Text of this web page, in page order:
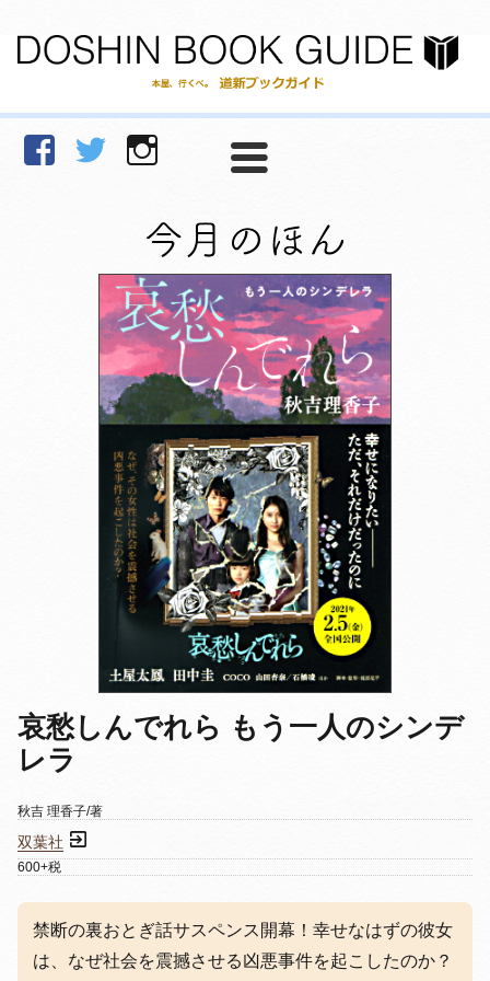
facebookTwitter Instagram
哀愁しんでれら もう一人のシンデ
レラ
秋吉 理香子/著
双葉社
600+税
禁断の裏おとぎ話サスペンス開幕！幸せなはずの彼女
は、なぜ社会を震撼させる凶悪事件を起こしたのか？